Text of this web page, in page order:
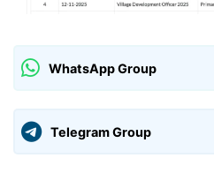
WhatsApp Group
Telegram Group